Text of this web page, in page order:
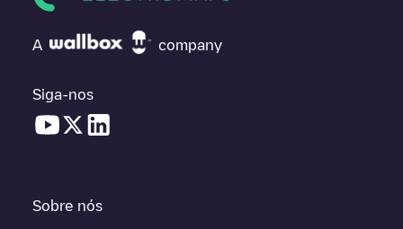
A company
Siga-nos
Sobre nós